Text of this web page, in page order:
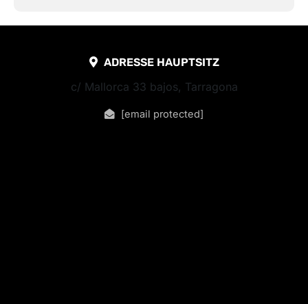
ADRESSE HAUPTSITZ
c/ Mallorca 33 bajos, Tarragona
[email protected]